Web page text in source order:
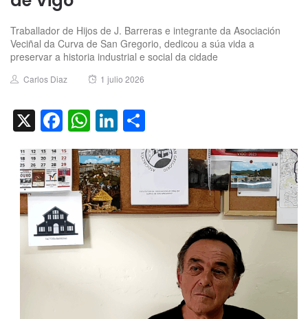
Traballador de Hijos de J. Barreras e integrante da Asociación
Veciñal da Curva de San Gregorio, dedicou a súa vida a
preservar a historia industrial e social da cidade
Author
Carlos Diaz
Posted
1 julio 2026
X Facebook
WhatsApp
LinkedIn